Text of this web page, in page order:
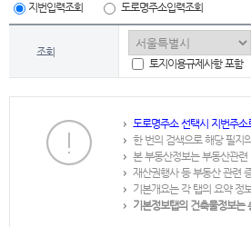
지번입력조회 도로명주소입력조회
조회
토지이용규제사항 포함
도로명주소 선택시 지번주
한 번의 검색으로 해당 필지
본 부동산정보는 부동산관
재산권행사 등 부동산 관련
기본개요는 각 탭의 요약 정
기본정보탭의 건축물정보는